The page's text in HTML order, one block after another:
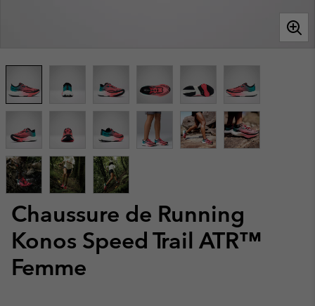
Chaussure de Running
Konos Speed Trail ATR™
Femme